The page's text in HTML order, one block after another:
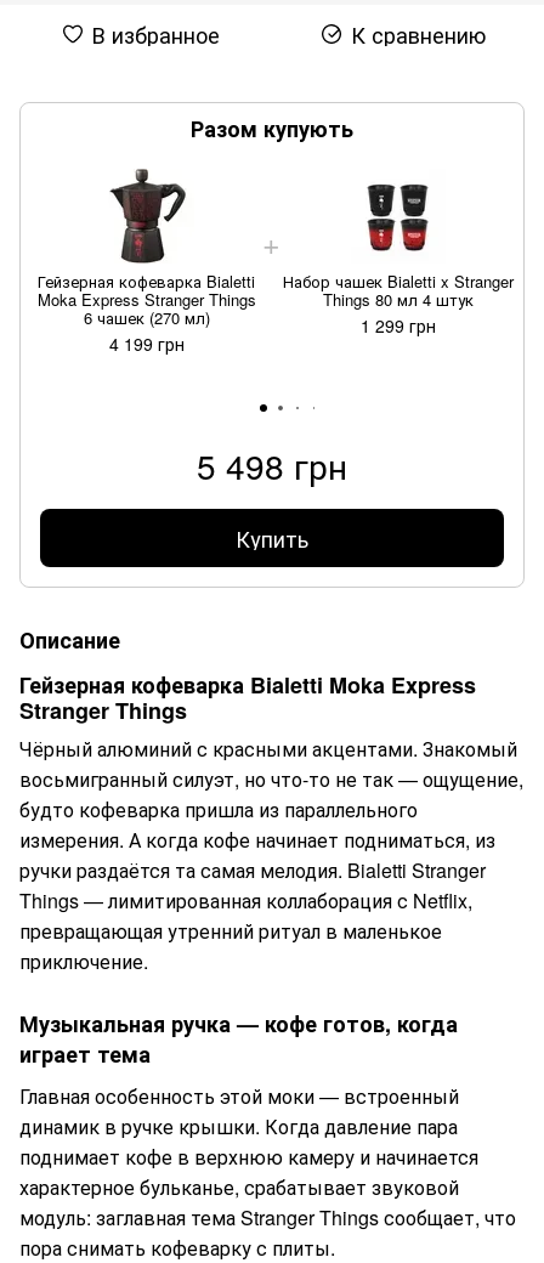
В избранное К сравнению
Разом купують
Гейзерная кофеварка Bialetti
Moka Express Stranger Things
6 чашек (270 мл)
4 199 грн
Набор чашек Bialetti x Stranger
Things 80 мл 4 штук
1 299 грн
5 498 грн
Купить
Описание
Гейзерная кофеварка Bialetti Moka Express
Stranger Things
Чёрный алюминий с красными акцентами. Знакомый
восьмигранный силуэт, но что-то не так — ощущение,
будто кофеварка пришла из параллельного
измерения. А когда кофе начинает подниматься, из
ручки раздаётся та самая мелодия. Bialetti Stranger
Things — лимитированная коллаборация с Netflix,
превращающая утренний ритуал в маленькое
приключение.
Музыкальная ручка — кофе готов, когда
играет тема
Главная особенность этой моки — встроенный
динамик в ручке крышки. Когда давление пара
поднимает кофе в верхнюю камеру и начинается
характерное бульканье, срабатывает звуковой
модуль: заглавная тема Stranger Things сообщает, что
пора снимать кофеварку с плиты.